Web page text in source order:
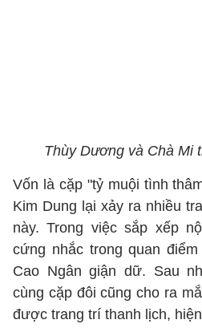
Thùy Dương và Chà Mi
Vốn là cặp "tỷ muội tình
Kim Dung lại xảy ra nhiều
này. Trong việc sắp xếp
cứng nhắc trong quan
Cao Ngân giận dữ. Sau
cùng cặp đôi cũng cho ra
được trang trí thanh lịch,